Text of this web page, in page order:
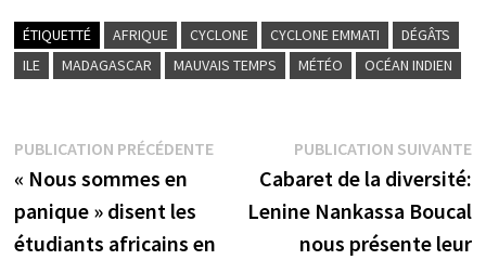
ÉTIQUETTÉ AFRIQUE CYCLONE CYCLONE EMMATI
DÉGÂTS
ILE
MADAGASCAR MAUVAIS TEMPS MÉTÉO OCÉAN INDIEN
Navigation
de
l’article
PUBLICATION PRÉCÉDENTEPublication
précédente :
« Nous sommes en
panique » disent les
étudiants africains en
PUBLICATION SUIVANTE
Cabaret de la diversité:
Lenine Nankassa Boucal
nous présente leur